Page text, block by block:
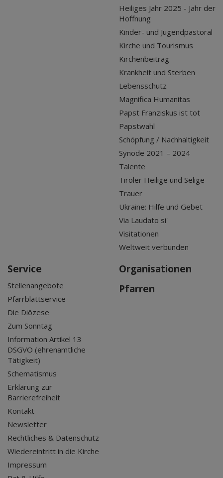
Heiliges Jahr 2025 - Jahr der
Hoffnung
Kinder- und Jugendpastoral
Kirche und Tourismus
Kirchenbeitrag
Krankheit und Sterben
Lebensschutz
Magnifica Humanitas
Papst Franziskus ist tot
Papstwahl
Schöpfung / Nachhaltigkeit
Synode 2021 – 2024
Talente
Tiroler Heilige und Selige
Trauer
Ukraine: Hilfe und Gebet
Via Laudato si'
Visitationen
Weltweit verbunden
Service
Stellenangebote
Pfarrblattservice
Die Diözese
Zum Sonntag
Information Artikel 13
DSGVO (ehrenamtliche
Tätigkeit)
Schematismus
Erklärung zur
Barrierefreiheit
Kontakt
Newsletter
Rechtliches & Datenschutz
Wiedereintritt in die Kirche
Impressum
Organisationen
Pfarren